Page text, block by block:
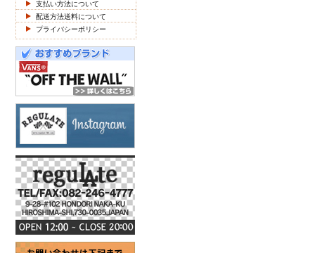
支払い方法について
配送方法送料について
プライバシーポリシー